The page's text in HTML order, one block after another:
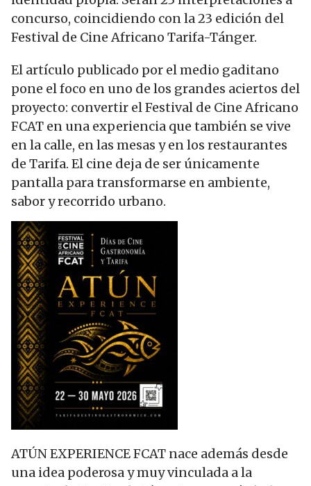
concurso, coincidiendo con la 23 edición del
Festival de Cine Africano Tarifa-Tánger.
El artículo publicado por el medio gaditano
pone el foco en uno de los grandes aciertos del
proyecto: convertir el Festival de Cine Africano
FCAT en una experiencia que también se vive
en la calle, en las mesas y en los restaurantes
de Tarifa. El cine deja de ser únicamente
pantalla para transformarse en ambiente,
sabor y recorrido urbano.
ATÚN EXPERIENCE FCAT nace además desde
una idea poderosa y muy vinculada a la